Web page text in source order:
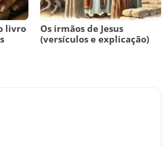
livro
Os irmãos de Jesus
(versículos e explicação)